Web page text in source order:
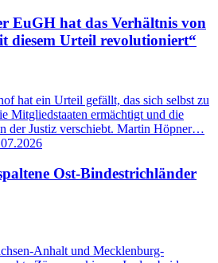
EuGH hat das Verhältnis von
diesem Urteil revolutioniert“
hat ein Urteil gefällt, das sich selbst zu
Mitgliedstaaten ermächtigt und die
der Justiz verschiebt. Martin Höpner…
Ost-Bindestrichländer
Anhalt und Mecklenburg-